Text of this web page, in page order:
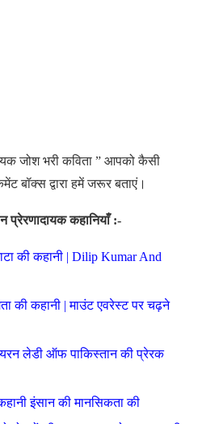
जोश भरी कविता ” आपको कैसी
बॉक्स द्वारा हमें जरूर बताएं।
प्रेरणादायक कहानियाँ :-
की कहानी | Dilip Kumar And
की कहानी | माउंट एवरेस्ट पर चढ़ने
लेडी ऑफ पाकिस्तान की प्रेरक
कहानी इंसान की मानसिकता की